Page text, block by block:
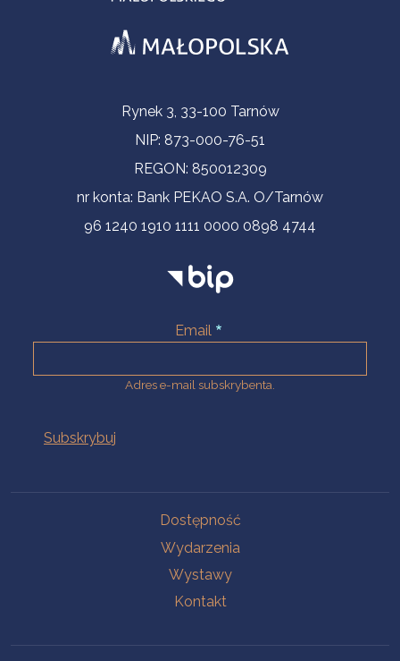
Informacje kontaktoweRynek 3, 33-100 Tarnów
NIP: 873-000-76-51
REGON: 850012309
nr konta: Bank PEKAO S.A. O/Tarnów
96 1240 1910 1111 0000 0898 4744
Email
Adres e-mail subskrybenta.
Dostępność
Wydarzenia
Wystawy
Kontakt